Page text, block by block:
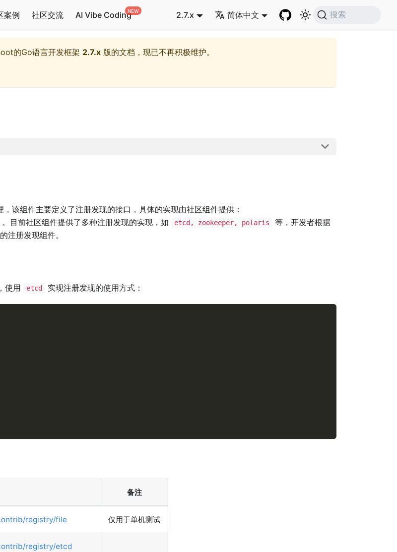
案例 社区交流 AI Vibe Coding 2.7.x 简体中文 搜索
的Go语言开发框架 2.7.x 版的文档，现已不再积极维护。
，该组件主要定义了注册发现的接口，具体的实现由社区组件提供：
。目前社区组件提供了多种注册发现的实现，如 etcd, zookeeper, polaris
等，开发者根据
注册发现组件。
使用 etcd 实现注册发现的使用方式：
备注
registry/file 仅用于单机测试
registry/etcd